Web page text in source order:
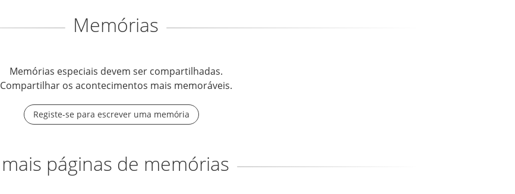
Memórias
Memórias especiais devem ser compartilhadas.
Compartilhar os acontecimentos mais memoráveis.
Registe-se para escrever uma memória
mais páginas de memórias